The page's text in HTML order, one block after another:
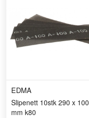
EDMA
Slipenett 10stk 290 x 100
mm k80